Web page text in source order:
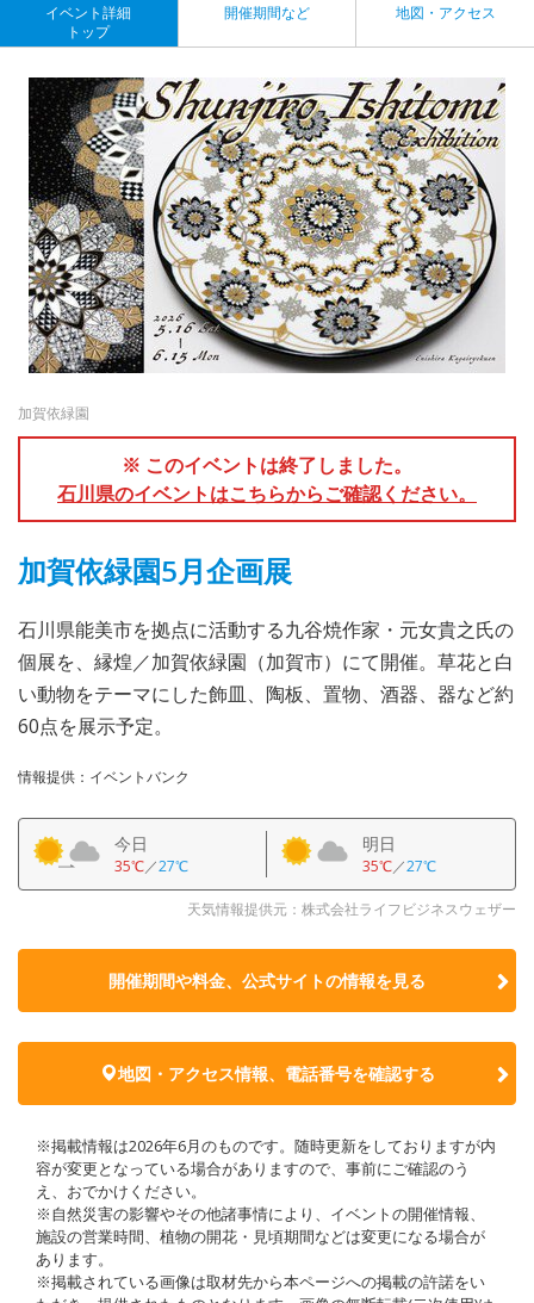
イベント詳細
トップ
開催期間など 地図・アクセス
加賀依緑園
※ このイベントは終了しました。
石川県のイベントはこちらからご確認ください。
加賀依緑園5月企画展
石川県能美市を拠点に活動する九谷焼作家・元女貴之氏の
個展を、縁煌／加賀依緑園（加賀市）にて開催。草花と白
い動物をテーマにした飾皿、陶板、置物、酒器、器など約
60点を展示予定。
情報提供：イベントバンク
今日
35℃／27℃
明日
35℃／27℃
天気情報提供元：株式会社ライフビジネスウェザー
開催期間や料金、公式サイトの情報を見る
地図・アクセス情報、電話番号を確認する
※掲載情報は2026年6月のものです。随時更新をしておりますが内
容が変更となっている場合がありますので、事前にご確認のう
え、おでかけください。
※自然災害の影響やその他諸事情により、イベントの開催情報、
施設の営業時間、植物の開花・見頃期間などは変更になる場合が
あります。
※掲載されている画像は取材先から本ページへの掲載の許諾をい